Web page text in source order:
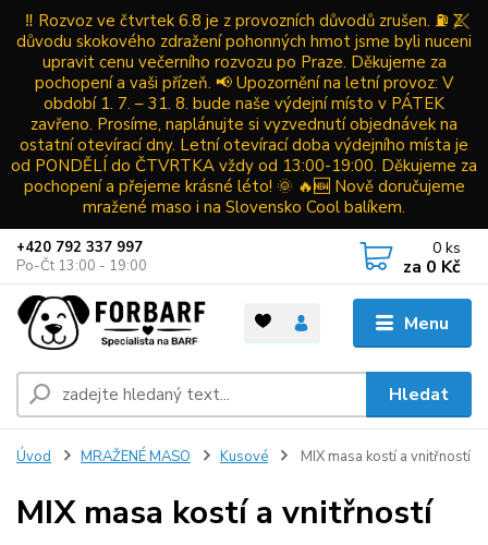
‼️ Rozvoz ve čtvrtek 6.8 je z provozních důvodů zrušen. ⛽ Z
důvodu skokového zdražení pohonných hmot jsme byli nuceni
upravit cenu večerního rozvozu po Praze. Děkujeme za
pochopení a vaši přízeň. 📢 Upozornění na letní provoz: V
období 1. 7. – 31. 8. bude naše výdejní místo v PÁTEK
zavřeno. Prosíme, naplánujte si vyzvednutí objednávek na
ostatní otevírací dny. Letní otevírací doba výdejního místa je
od PONDĚLÍ do ČTVRTKA vždy od 13:00-19:00. Děkujeme za
pochopení a přejeme krásné léto! 🌞 🔥🆕 Nově doručujeme
mražené maso i na Slovensko Cool balíkem.
Menu
Hledat
+420 792 337 997
Po-Čt 13:00 - 19:00
0 ks
za 0 Kč
Úvod MRAŽENÉ MASO Kusové MIX masa kostí a vnitřností
MIX masa kostí a vnitřností